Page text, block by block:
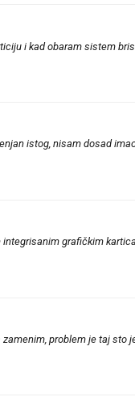
i kad obaram sistem
istog, nisam dosad
grafičkim
problem je taj